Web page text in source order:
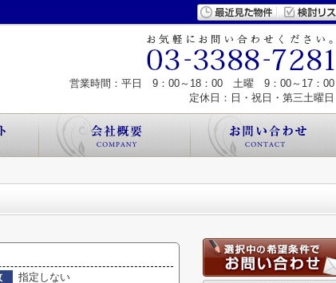
営業時間：平日 9：00～18：00 土曜 9：00～17：00
定休日：日・祝日・第三土曜日
指定しない